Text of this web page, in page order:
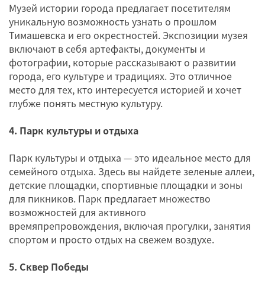
Музей истории города предлагает посетителям
уникальную возможность узнать о прошлом
Тимашевска и его окрестностей. Экспозиции музея
включают в себя артефакты, документы и
фотографии, которые рассказывают о развитии
города, его культуре и традициях. Это отличное
место для тех, кто интересуется историей и хочет
глубже понять местную культуру.
4. Парк культуры и отдыха
Парк культуры и отдыха — это идеальное место для
семейного отдыха. Здесь вы найдете зеленые аллеи,
детские площадки, спортивные площадки и зоны
для пикников. Парк предлагает множество
возможностей для активного
времяпрепровождения, включая прогулки, занятия
спортом и просто отдых на свежем воздухе.
5. Сквер Победы